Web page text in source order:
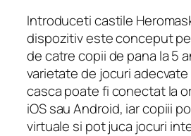
Introduceti castile
dispozitiv este conceput
de catre copii de pana la 5
varietate de jocuri
casca poate fi conectat la
iOS sau Android, iar copiii
virtuale si pot juca jocuri